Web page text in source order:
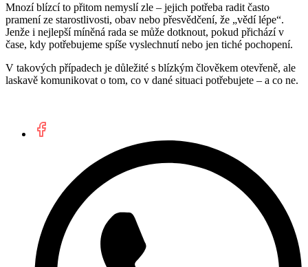
Mnozí blízcí to přitom nemyslí zle – jejich potřeba radit často
pramení ze starostlivosti, obav nebo přesvědčení, že „vědí lépe“.
Jenže i nejlepší míněná rada se může dotknout, pokud přichází v
čase, kdy potřebujeme spíše vyslechnutí nebo jen tiché pochopení.
V takových případech je důležité s blízkým člověkem otevřeně, ale
laskavě komunikovat o tom, co v dané situaci potřebujete – a co ne.